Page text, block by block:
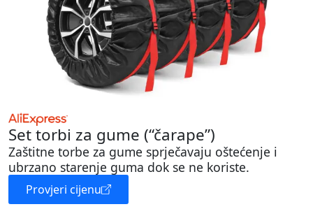
Set torbi za gume (“čarape”)
Zaštitne torbe za gume sprječavaju oštećenje i
ubrzano starenje guma dok se ne koriste.
Provjeri cijenu